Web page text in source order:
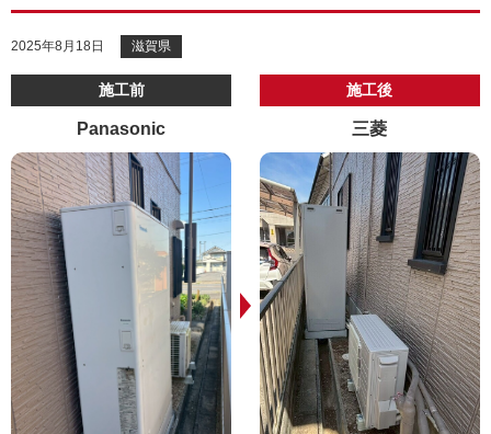
2025年8月18日 滋賀県
施工前
Panasonic
施工後
三菱